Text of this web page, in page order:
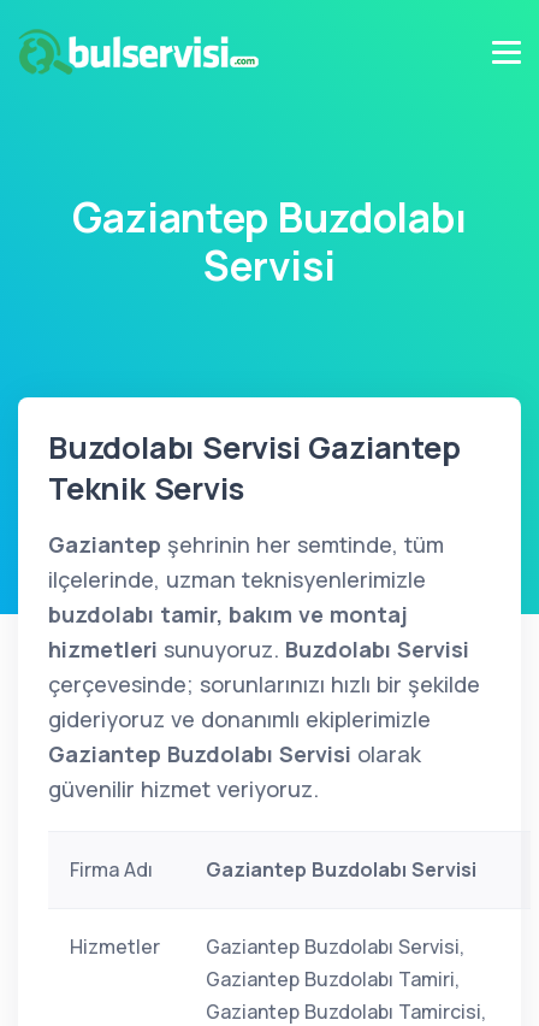
Gaziantep Buzdolabı
Servisi
Buzdolabı Servisi Gaziantep
Teknik Servis
Gaziantep şehrinin her semtinde, tüm
ilçelerinde, uzman teknisyenlerimizle
buzdolabı tamir, bakım ve montaj
hizmetleri sunuyoruz. Buzdolabı Servisi
çerçevesinde; sorunlarınızı hızlı bir şekilde
gideriyoruz ve donanımlı ekiplerimizle
Gaziantep Buzdolabı Servisi olarak
güvenilir hizmet veriyoruz.
Firma Adı Gaziantep Buzdolabı Servisi
Hizmetler
Gaziantep Buzdolabı Servisi,
Gaziantep Buzdolabı Tamiri,
Gaziantep Buzdolabı Tamircisi,